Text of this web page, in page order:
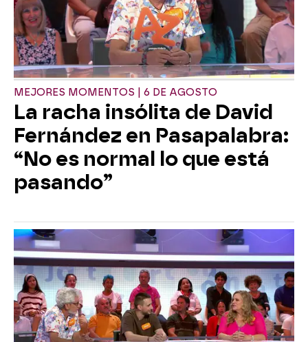
MEJORES MOMENTOS | 6 DE AGOSTO
La racha insólita de David
Fernández en Pasapalabra:
“No es normal lo que está
pasando”